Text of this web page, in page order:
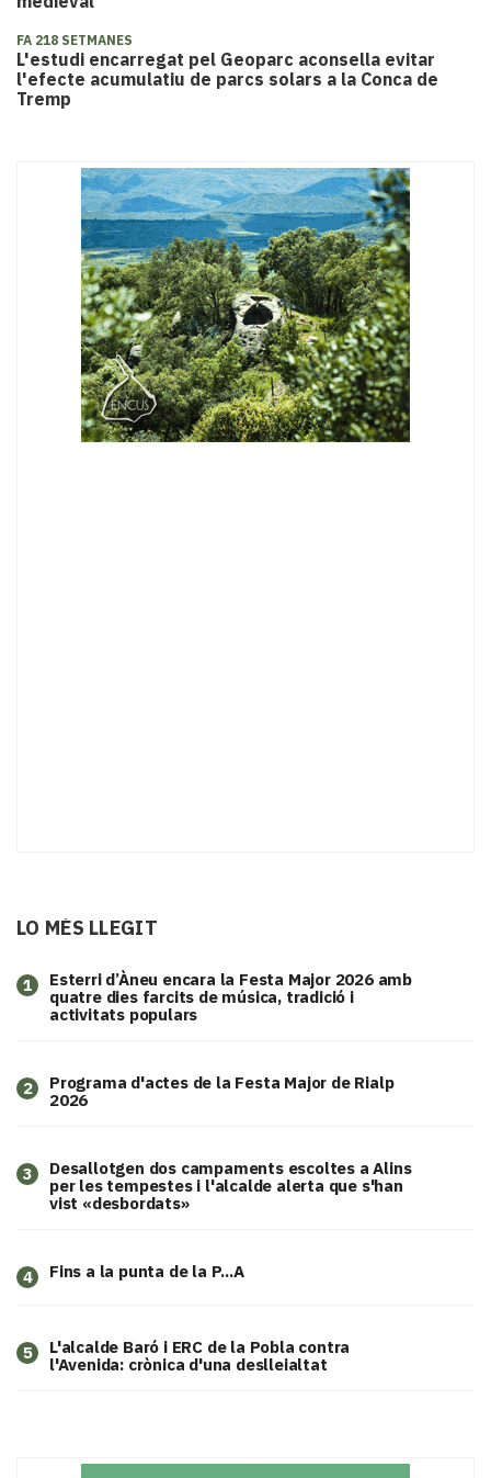
FA 218 SETMANES
L'estudi encarregat pel Geoparc aconsella evitar
l'efecte acumulatiu de parcs solars a la Conca de
Tremp
LO MÉS LLEGIT
1
Esterri d’Àneu encara la Festa Major 2026 amb
quatre dies farcits de música, tradició i
activitats populars
2
Programa d'actes de la Festa Major de Rialp
2026
3
​Desallotgen dos campaments escoltes a Alins
per les tempestes i l'alcalde alerta que s'han
vist «desbordats»
4 Fins a la punta de la P...A
5
L'alcalde Baró i ERC de la Pobla contra
l'Avenida: crònica d'una deslleialtat